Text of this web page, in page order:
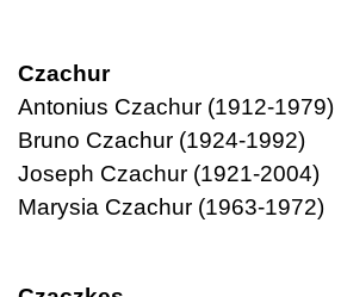
Czachur
Antonius Czachur (1912-1979)
Bruno Czachur (1924-1992)
Joseph Czachur (1921-2004)
Marysia Czachur (1963-1972)